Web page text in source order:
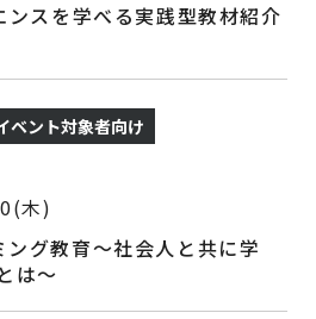
スを学べる実践型教材紹介
ベント対象者向け
木)
グ教育～社会人と共に学
は～